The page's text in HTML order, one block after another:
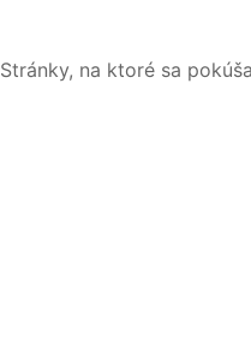
Stránky, na ktoré sa